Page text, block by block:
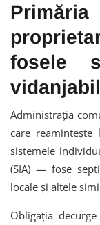
fosele
Administrația
care
sistemele
(SIA) — fose
locale și altele
Obligația